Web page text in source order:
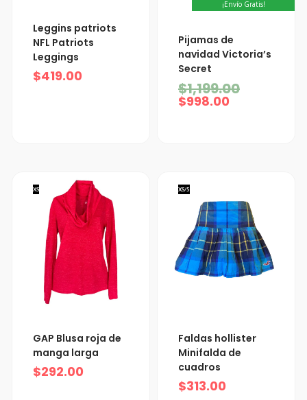
Leggins patriots
NFL Patriots
Leggings
$419.00
¡Envío Gratis!
Pijamas de
navidad Victoria’s
Secret
$1,199.00
precio
original
$998.00
El
precio
actual
$998.00.
XS
GAP Blusa roja de
manga larga
$292.00
XS/5
Faldas hollister
Minifalda de
cuadros
$313.00